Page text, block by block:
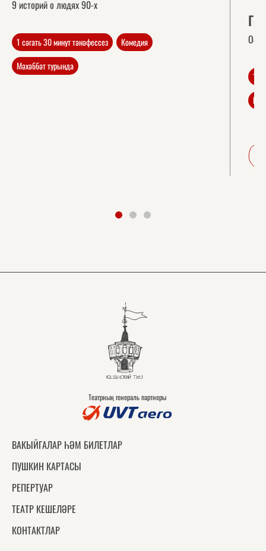
9 историй о людях 90-х
1 сәгать 30 минут тәнәфессез
Комедия
Мәхәббәт турында
1
Театрның генераль партнеры
ВАКЫЙГАЛАР ҺӘМ БИЛЕТЛАР
ПУШКИН КАРТАСЫ
РЕПЕРТУАР
ТЕАТР КЕШЕЛӘРЕ
КОНТАКТЛАР